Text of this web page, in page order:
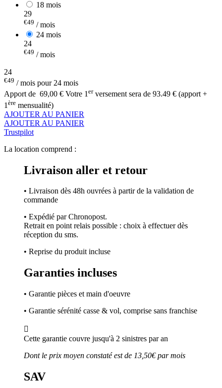
18 mois
29
€49 / mois
24 mois
24
€49 / mois
24
€49 / mois pour 24 mois
Apport de 69,00 € Votre 1 erversement sera de 93.49 € (apport +
1 ère mensualité)
AJOUTER AU PANIER
AJOUTER AU PANIER
Trustpilot
La location comprend :
Livraison aller et retour
• Livraison dès 48h ouvrées à partir de la validation de
commande
• Expédié par Chronopost.
Retrait en point relais possible : choix à effectuer dès
réception du sms.
• Reprise du produit incluse
Garanties incluses
• Garantie pièces et main d'oeuvre
• Garantie sérénité casse & vol, comprise sans franchise

Cette garantie couvre jusqu'à 2 sinistres par an
Dont le prix moyen constaté est de 13,50€ par mois
SAV